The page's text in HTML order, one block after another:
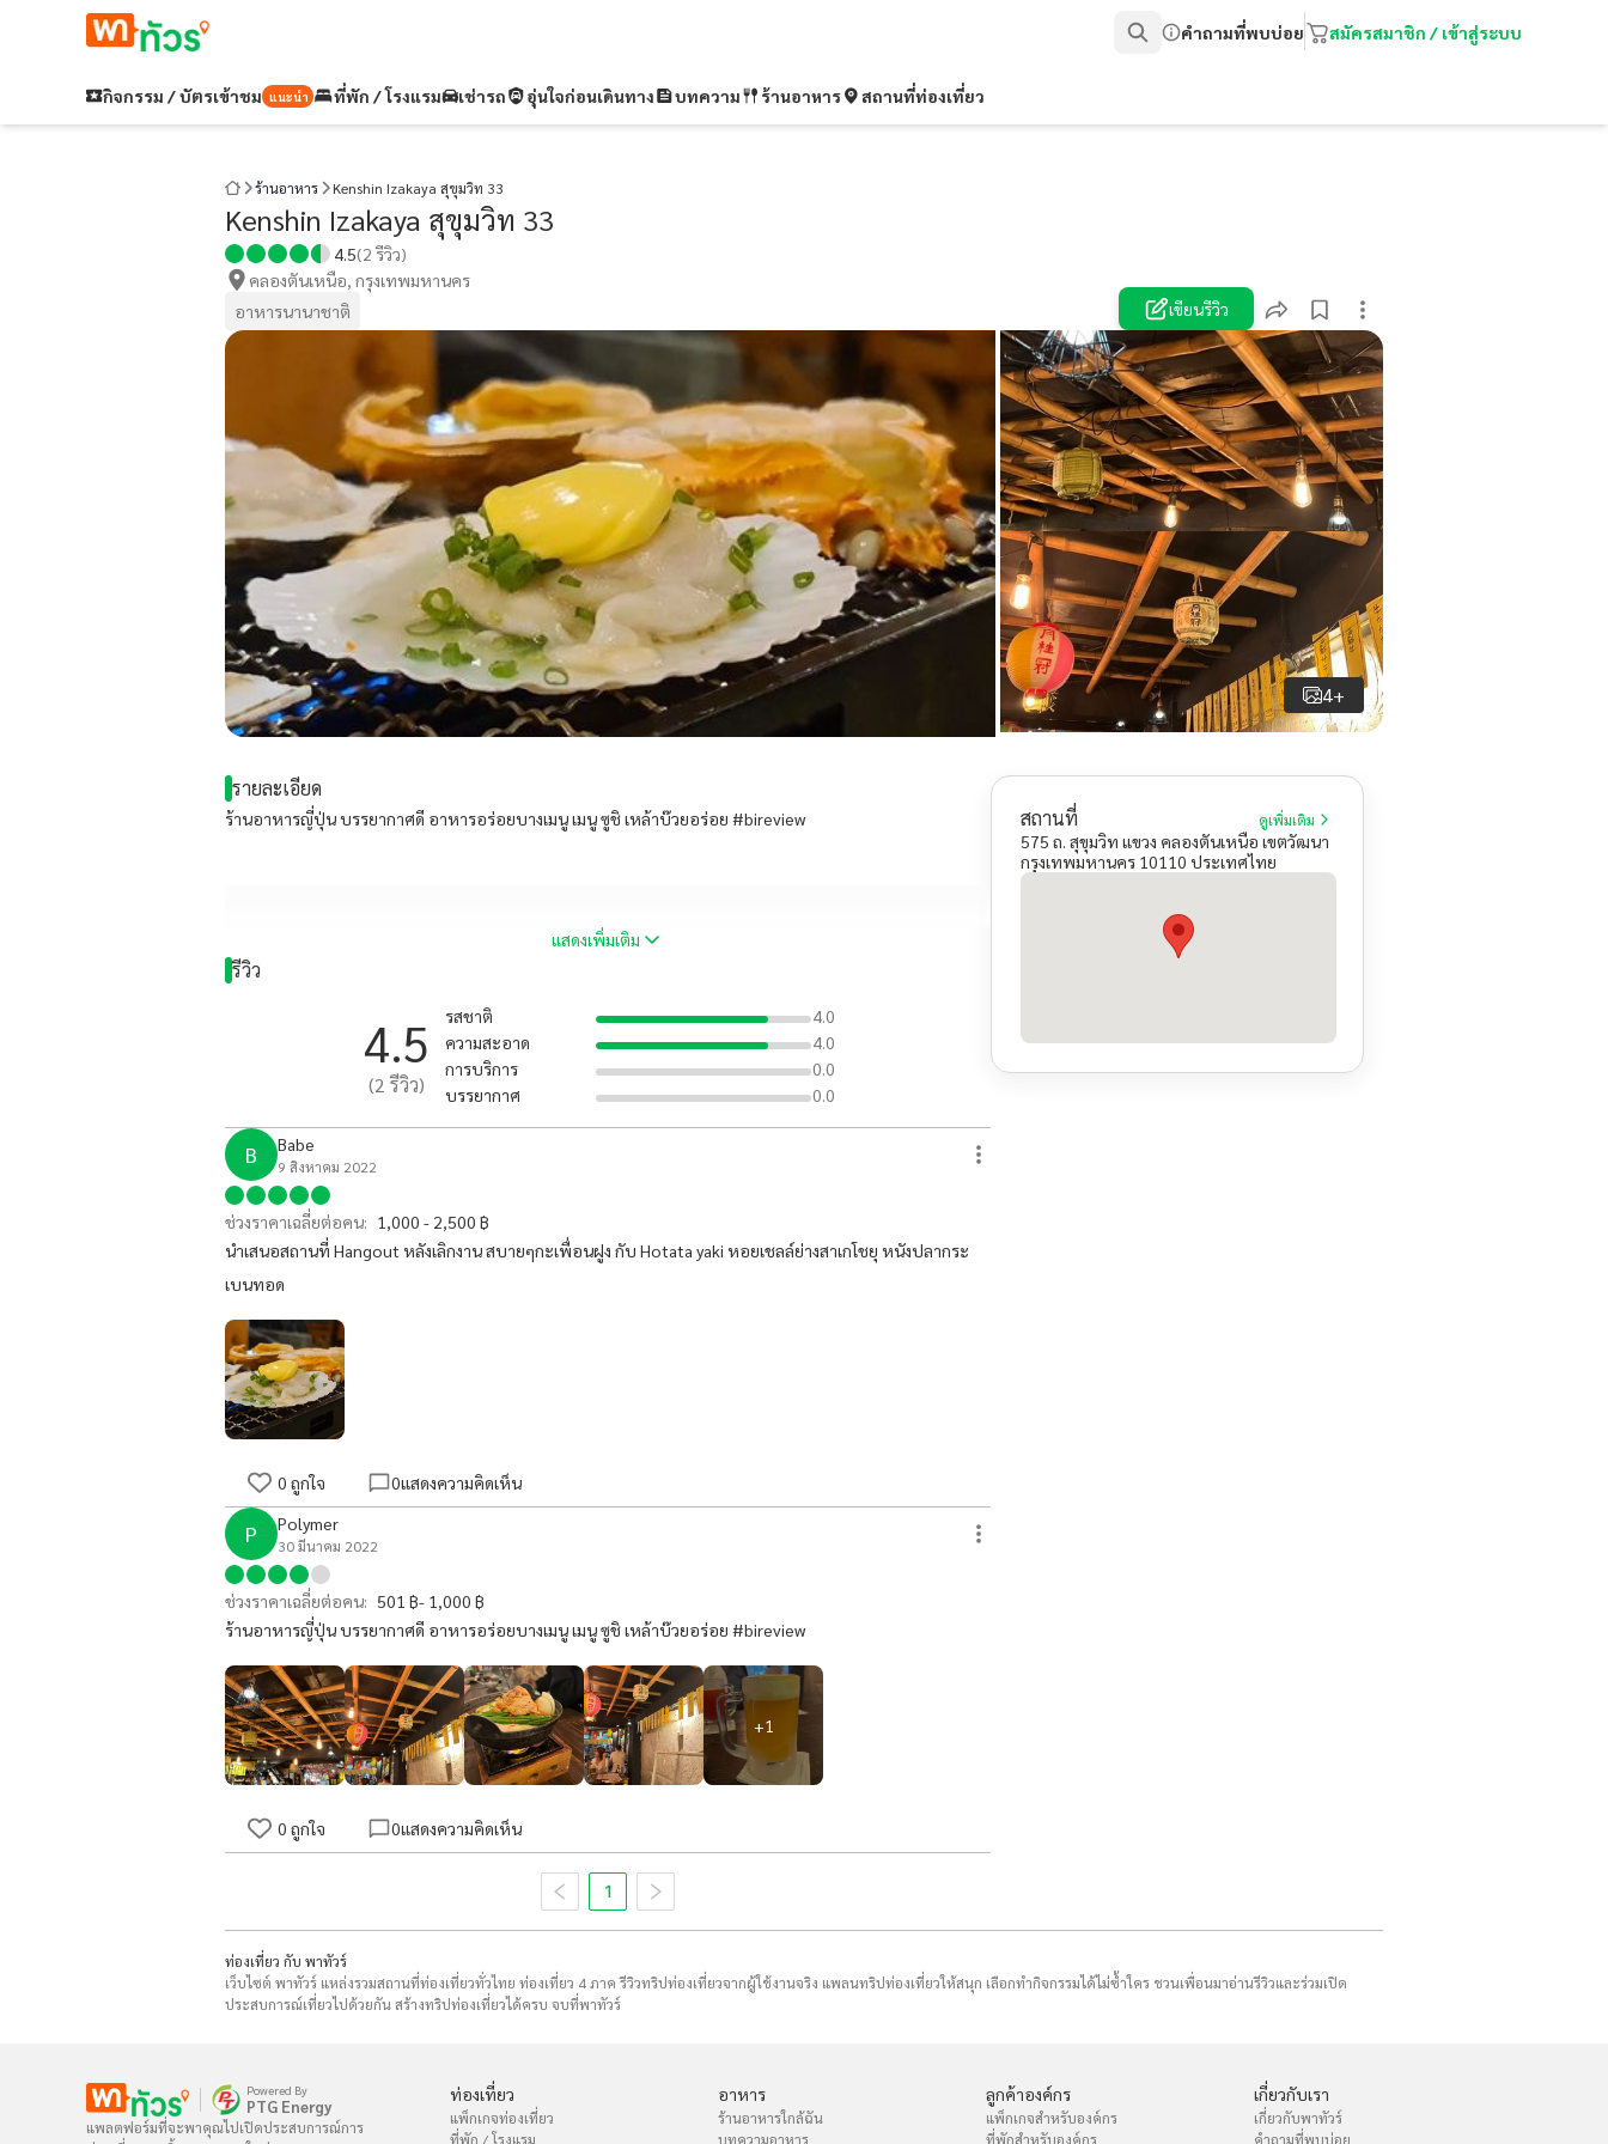
คำถามที่พบบ่อย สมัครสมาชิก / เข้าสู่ระบบ
กิจกรรม / บัตรเข้าชม แนะนำ ที่พัก / โรงแรม เช่ารถ อุ่นใจก่อนเดินทาง บทความ ร้านอาหาร สถานที่ท่องเที่ยว
ร้านอาหาร Kenshin Izakaya สุขุมวิท 33
Kenshin Izakaya สุขุมวิท 33
4.5(2 รีวิว)
คลองตันเหนือ, กรุงเทพมหานคร
อาหารนานาชาติ
เขียนรีวิว
4+
รายละเอียด
ร้านอาหารญี่ปุ่น บรรยากาศดี อาหารอร่อยบางเมนู เมนู ซูชิ เหล้าบ๊วยอร่อย #bireview
แสดงเพิ่มเติม
รีวิว
4.5
(2 รีวิว)
รสชาติ
4.0
ความสะอาด
4.0
การบริการ
0.0
บรรยากาศ
0.0
B Babe
9 สิงหาคม 2022
ช่วงราคาเฉลี่ยต่อคน: 1,000 - 2,500 ฿
นำเสนอสถานที่ Hangout หลังเลิกงาน สบายๆกะเพื่อนฝูง กับ Hotata yaki หอยเชลล์ย่างสาเกโชยุ หนังปลากระ
เบนทอด
0 ถูกใจ 0แสดงความคิดเห็น
P Polymer
30 มีนาคม 2022
ช่วงราคาเฉลี่ยต่อคน: 501 ฿- 1,000 ฿
ร้านอาหารญี่ปุ่น บรรยากาศดี อาหารอร่อยบางเมนู เมนู ซูชิ เหล้าบ๊วยอร่อย #bireview
+1
0 ถูกใจ 0แสดงความคิดเห็น
1
สถานที่ ดูเพิ่มเติม
575 ถ. สุขุมวิท แขวง คลองตันเหนือ เขตวัฒนา
กรุงเทพมหานคร 10110 ประเทศไทย
ท่องเที่ยว กับ พาทัวร์
เว็บไซต์ พาทัวร์ แหล่งรวมสถานที่ท่องเที่ยวทั่วไทย ท่องเที่ยว 4 ภาค รีวิวทริปท่องเที่ยวจากผู้ใช้งานจริง แพลนทริปท่องเที่ยวให้สนุก เลือกทำกิจกรรมได้ไม่ซ้ำใคร ชวนเพื่อนมาอ่านรีวิวและร่วมเปิด
ประสบการณ์เที่ยวไปด้วยกัน สร้างทริปท่องเที่ยวได้ครบ จบที่พาทัวร์
Powered By
PTG Energy
แพลตฟอร์มที่จะพาคุณไปเปิดประสบการณ์การ
ท่องเที่ยว
แพ็กเกจท่องเที่ยว
ที่พัก / โรงแรม
อาหาร
ร้านอาหารใกล้ฉัน
บทความอาหาร
ลูกค้าองค์กร
แพ็กเกจสำหรับองค์กร
ที่พักสำหรับองค์กร
เกี่ยวกับเรา
เกี่ยวกับพาทัวร์
คำถามที่พบบ่อย